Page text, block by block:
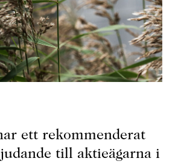
ett rekommenderat
till aktieägarna i